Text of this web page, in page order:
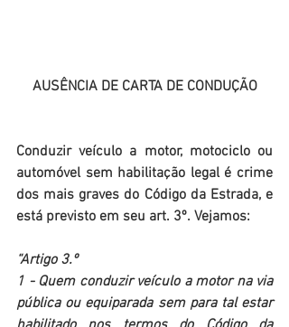
AUSÊNCIA DE CARTA DE CONDUÇÃO
Conduzir veículo a motor, motociclo ou
automóvel sem habilitação legal é crime
dos mais graves do Código da Estrada, e
está previsto em seu art. 3º. Vejamos:
“Artigo 3.º
1 - Quem conduzir veículo a motor na via
pública ou equiparada sem para tal estar